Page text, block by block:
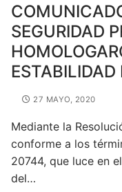
SEGURIDAD
27 MAYO, 2020
Mediante la
conforme a los
20744, que luce en
del…